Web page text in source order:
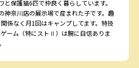
と保護猫6匹で仲良く暮らしています。
神奈川店の展示場で産まれた子です。趣
係なく月1回はキャンプしてます。特技
ーム（特にストⅡ）は腕に自信ありま